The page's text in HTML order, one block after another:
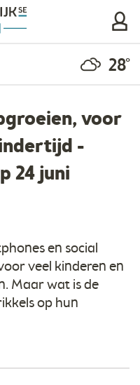
28°
voor
-
24 juni
en social
veel kinderen en
Maar wat is de
op hun